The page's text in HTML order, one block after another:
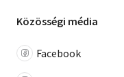
Közösségi média
Facebook